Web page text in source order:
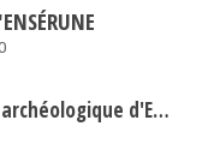
d'Ensérune